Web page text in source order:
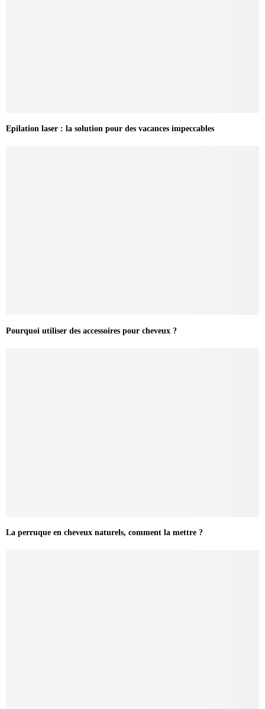
Epilation laser : la solution pour des vacances impeccables
Pourquoi utiliser des accessoires pour cheveux ?
La perruque en cheveux naturels, comment la mettre ?